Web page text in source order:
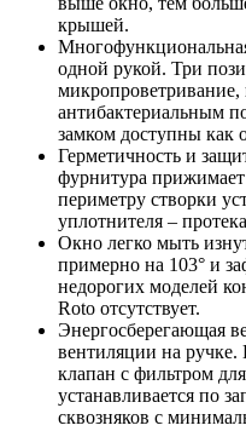
крышей.
одной рукой. Три
антибактериальным
замком доступны как
Герметичность и
фурнитура
периметру створки
уплотнителя –
Окно легко мыть
примерно на 103° и
недорогих моделей
Roto отсутствует.
Энергосберегающая
вентиляции на
клапан с фильтром
устанавливается по
сквозняков с